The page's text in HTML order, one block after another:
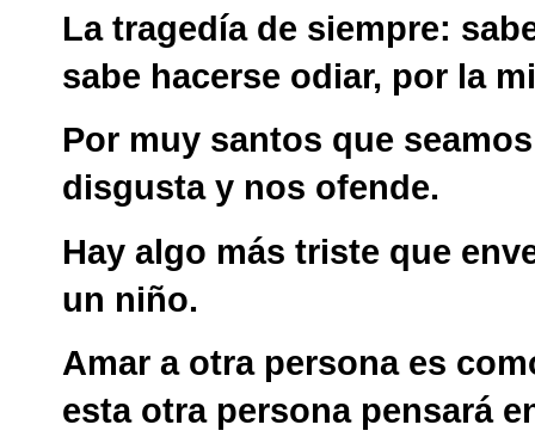
La tragedía de siempre:
sabe hacerse odiar, por la
Por muy santos que
disgusta y nos ofende.
Hay algo más triste que
un niño.
Amar a otra persona es
esta otra persona pensará